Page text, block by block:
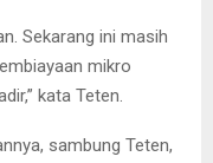
Sekarang ini masih
mikro
kata Teten.
sambung Teten,